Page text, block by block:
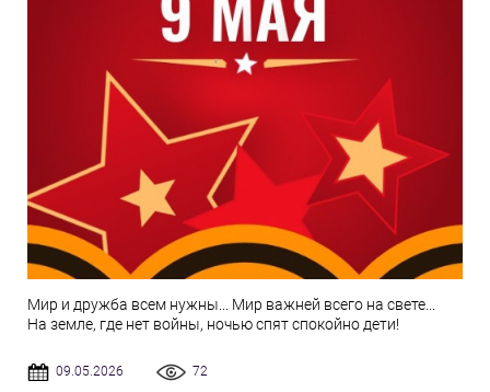
Мир и дружба всем нужны... Мир важней всего на свете...
На земле, где нет войны, ночью спят спокойно дети!
09.05.2026 72